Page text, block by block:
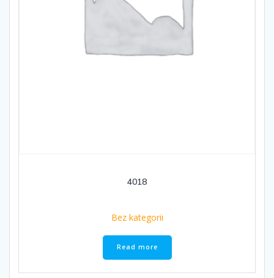
4018
Bez kategorii
Read more